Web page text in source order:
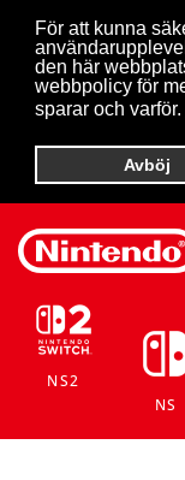
För att kunna
den här
webbpolicy för
sparar och varför.
Avböj
Skip to main
NS2
NS